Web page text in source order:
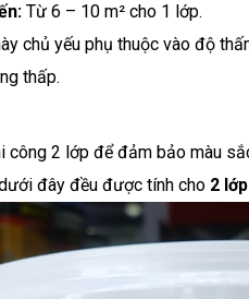
Từ 6 – 10 m² cho 1 lớp.
chủ yếu phụ thuộc vào độ
thấp.
công 2 lớp để đảm bảo màu
đây đều được tính cho 2